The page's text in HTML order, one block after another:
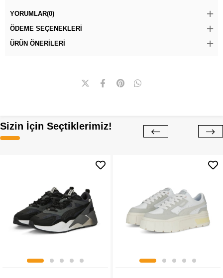
YORUMLAR(0)
ÖDEME SEÇENEKLERI
ÜRÜN ÖNERILERI
Sizin İçin Seçtiklerimiz!